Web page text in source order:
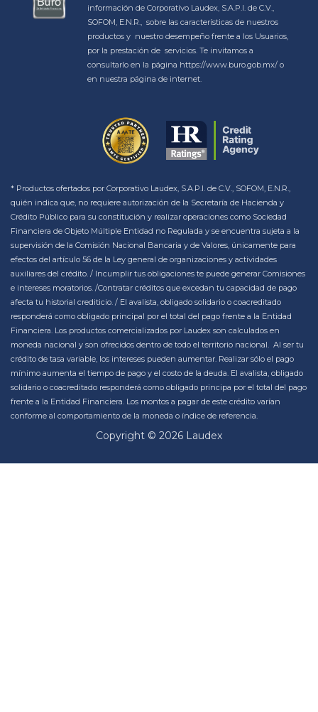
información de Corporativo Laudex, S.A.P.I. de C.V.,
SOFOM, E.N.R., sobre las características de nuestros
productos y nuestro desempeño frente a los Usuarios,
por la prestación de servicios. Te invitamos a
consultarlo en la página https://www.buro.gob.mx/ o
en nuestra página de internet.
* Productos ofertados por Corporativo Laudex, S.A.P.I. de C.V., SOFOM, E.N.R.,
quién indica que, no requiere autorización de la Secretaría de Hacienda y
Crédito Público para su constitución y realizar operaciones como Sociedad
Financiera de Objeto Múltiple Entidad no Regulada y se encuentra sujeta a la
supervisión de la Comisión Nacional Bancaria y de Valores, únicamente para
efectos del artículo 56 de la Ley general de organizaciones y actividades
auxiliares del crédito. / Incumplir tus obligaciones te puede generar Comisiones
e intereses moratorios. /Contratar créditos que excedan tu capacidad de pago
afecta tu historial crediticio. / El avalista, obligado solidario o coacreditado
responderá como obligado principal por el total del pago frente a la Entidad
Financiera. Los productos comercializados por Laudex son calculados en
moneda nacional y son ofrecidos dentro de todo el territorio nacional. Al ser tu
crédito de tasa variable, los intereses pueden aumentar. Realizar sólo el pago
mínimo aumenta el tiempo de pago y el costo de la deuda. El avalista, obligado
solidario o coacreditado responderá como obligado principa por el total del pago
frente a la Entidad Financiera. Los montos a pagar de este crédito varían
conforme al comportamiento de la moneda o índice de referencia.
Copyright © 2026 Laudex